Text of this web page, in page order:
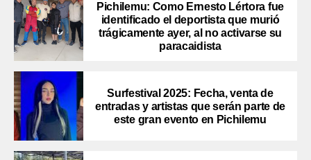
Pichilemu: Como Ernesto Lértora fue
identificado el deportista que murió
trágicamente ayer, al no activarse su
paracaidista
Surfestival 2025: Fecha, venta de
entradas y artistas que serán parte de
este gran evento en Pichilemu